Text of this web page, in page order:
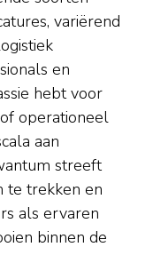
variërend
en
hebt voor
operationeel
aan
streeft
te trekken en
als ervaren
binnen de